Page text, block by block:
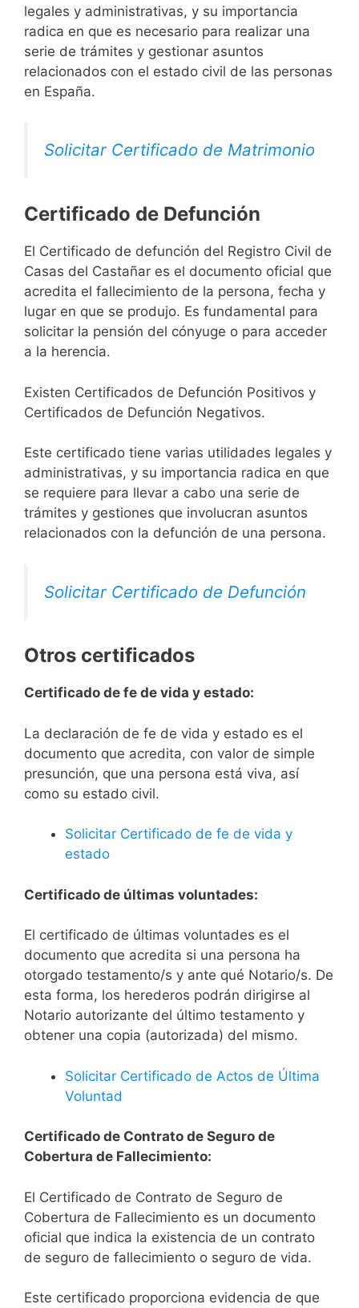
legales y administrativas, y su importancia
radica en que es necesario para realizar una
serie de trámites y gestionar asuntos
relacionados con el estado civil de las personas
en España.
Solicitar Certificado de Matrimonio
Certificado de Defunción
El Certificado de defunción del Registro Civil de
Casas del Castañar es el documento oficial que
acredita el fallecimiento de la persona, fecha y
lugar en que se produjo. Es fundamental para
solicitar la pensión del cónyuge o para acceder
a la herencia.
Existen Certificados de Defunción Positivos y
Certificados de Defunción Negativos.
Este certificado tiene varias utilidades legales y
administrativas, y su importancia radica en que
se requiere para llevar a cabo una serie de
trámites y gestiones que involucran asuntos
relacionados con la defunción de una persona.
Solicitar Certificado de Defunción
Otros certificados
Certificado de fe de vida y estado:
La declaración de fe de vida y estado es el
documento que acredita, con valor de simple
presunción, que una persona está viva, así
como su estado civil.
Solicitar Certificado de fe de vida y
estado
Certificado de últimas voluntades:
El certificado de últimas voluntades es el
documento que acredita si una persona ha
otorgado testamento/s y ante qué Notario/s. De
esta forma, los herederos podrán dirigirse al
Notario autorizante del último testamento y
obtener una copia (autorizada) del mismo.
Solicitar Certificado de Actos de Última
Voluntad
Certificado de Contrato de Seguro de
Cobertura de Fallecimiento:
El Certificado de Contrato de Seguro de
Cobertura de Fallecimiento es un documento
oficial que indica la existencia de un contrato
de seguro de fallecimiento o seguro de vida.
Este certificado proporciona evidencia de que